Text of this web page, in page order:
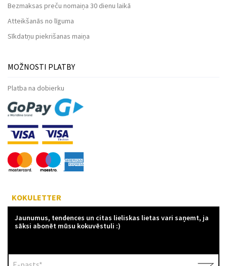
Bezmaksas preču nomaiņa 30 dienu laikā
Atteikšanās no līguma
Sīkdatņu piekrišanas maiņa
MOŽNOSTI PLATBY
Platba na dobierku
KOKULETTER
Jaunumus, tendences un citas lieliskas lietas vari saņemt, ja
sāksi abonēt mūsu kokuvēstuli :)